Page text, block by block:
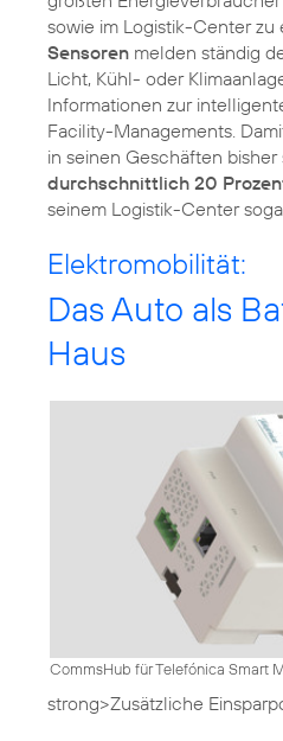
sowie im Logistik-Center zu
Sensoren melden ständig
Licht, Kühl- oder
Informationen zur
Facility-Managements.
in seinen Geschäften bisher
durchschnittlich 20
seinem Logistik-Center
Elektromobilität:
Das Auto als
Haus
CommsHub für Telefónica Smart
strong>Zusätzliche